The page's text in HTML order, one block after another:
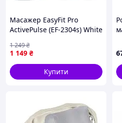
Масажер EasyFit Pro
ActivePulse (EF-2304s) White
1 149 ₴
1 249₴
Купити